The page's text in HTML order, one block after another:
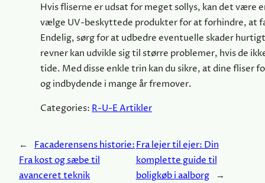
Hvis fliserne er udsat for meget sollys, kan det være
vælge UV-beskyttede produkter for at forhindre, at
Endelig, sørg for at udbedre eventuelle skader
revner kan udvikle sig til større problemer, hvis de
tide. Med disse enkle trin kan du sikre, at dine fliser
og indbydende i mange år fremover.
Categories: R-U-E Artikler
←
Facaderensens historie:
Fra kost og sæbe til
avanceret teknik
Fra lejer til ejer: Din
komplette guide til
boligkøb i aalborg
→